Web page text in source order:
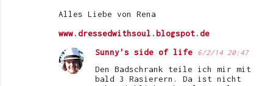
Alles Liebe von Rena
www.dressedwithsoul.blogspot.de
Sunny's side of life 6/2/14 20:47
Den Badschrank teile ich mir mit
bald 3 Rasierern. Da ist nicht